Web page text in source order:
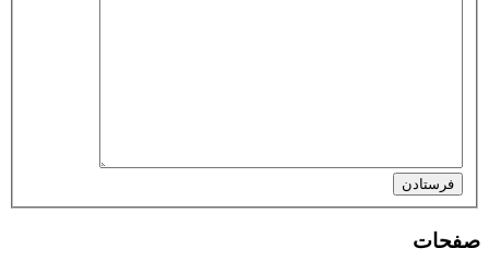
فرستادن
صفحات